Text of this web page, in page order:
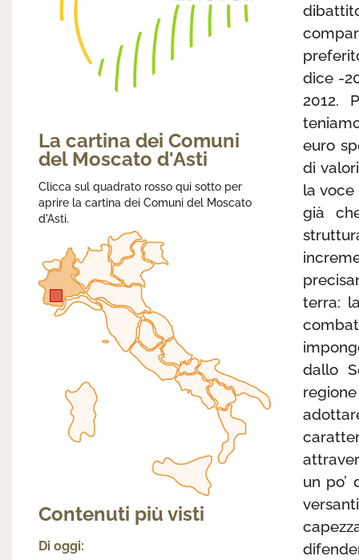
La cartina dei Comuni
del Moscato d'Asti
Clicca sul quadrato rosso qui sotto per
aprire la cartina dei Comuni del Moscato
d'Asti.
Contenuti più visti
Di oggi:
dice -
2012.
euro
di
la voce
già
terra:
dallo
un po’